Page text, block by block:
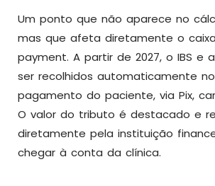
Um ponto que não aparece no
mas que afeta diretamente o
payment. A partir de 2027, o IBS e
ser recolhidos automaticamente
pagamento do paciente, via Pix,
O valor do tributo é destacado e
diretamente pela instituição
chegar à conta da clínica.